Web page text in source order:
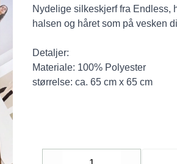
Nydelige silkeskjerf fra Endless,
halsen og håret som på vesken
Detaljer:
Materiale: 100% Polyester
størrelse: ca. 65 cm x 65 cm